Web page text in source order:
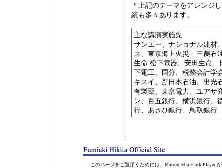
＊上記のテーマをアレンジ
績も多々あります。
主な講演実施先
サンエー、ナショナル建材
ス、東京海上火災、三菱石
生命 松下電器、安田生命
下電工、国分、税務会計学
キスイ、新日本石油、出光
有製薬、東京電力、ユアサ
ン、百五銀行、横浜銀行、
行、あさひ銀行、鳥取銀
このページをご覧頂くためには、Macromedia Flash Player